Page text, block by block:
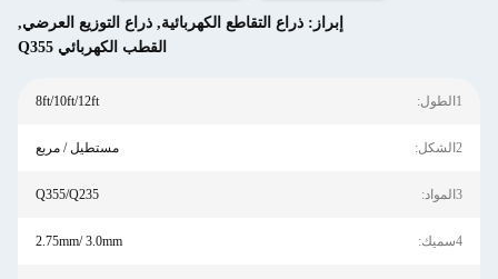
إبراز: ذراع التقاطع الكهربائية, ذراع التوزيع العرضي,
القطب الكهربائي Q355
1الطول: 8ft/10ft/12ft
2الشكل: مستطيل / مربع
3المواد: Q355/Q235
4سميك: 2.75mm/ 3.0mm